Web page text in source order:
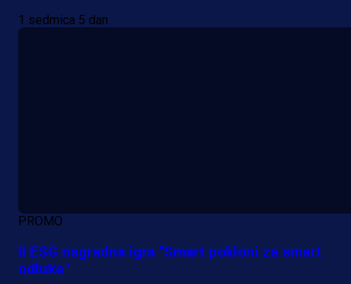
1 sedmica 5 dan
PROMO
II ESG nagradna igra "Smart pokloni za smart
odluke"